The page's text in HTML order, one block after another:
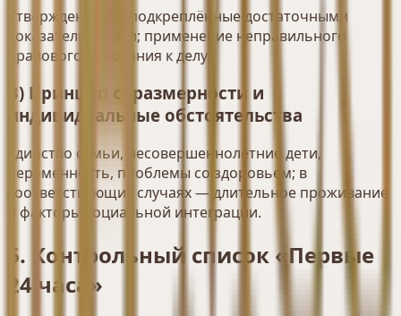
Утверждения, не подкреплённые достаточными
доказательствами; применение неправильного
правового основания к делу.
В) Принцип соразмерности и
индивидуальные обстоятельства
Единство семьи, несовершеннолетние дети,
беременность, проблемы со здоровьем; в
соответствующих случаях — длительное проживание
и факторы социальной интеграции.
6. Контрольный список «Первые
24 часа»